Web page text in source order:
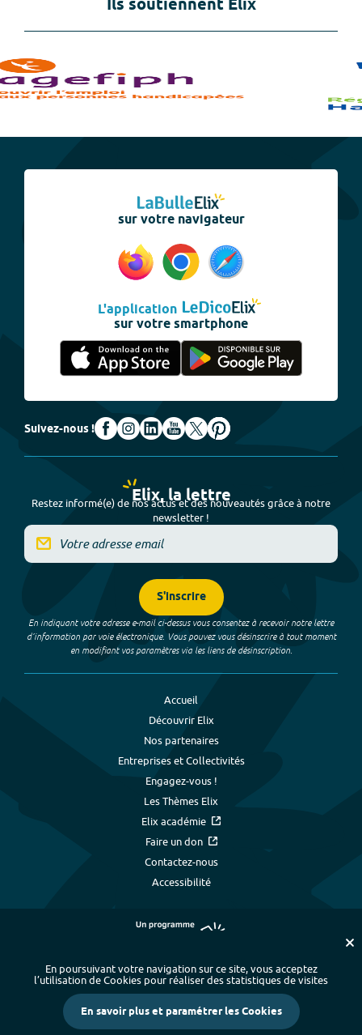
Ils soutiennent Elix
sur votre navigateur
L'application
sur votre smartphone
Suivez-nous !
Elix, la lettre
Restez informé(e) de nos actus et des nouveautés grâce à notre
newsletter !
S'inscrire
En indiquant votre adresse e-mail ci-dessus vous consentez à recevoir notre lettre
d’information par voie électronique. Vous pouvez vous désinscrire à tout moment
en modifiant vos paramètres via les liens de désinscription.
Accueil
Découvrir Elix
Nos partenaires
Entreprises et Collectivités
Engagez-vous !
Les Thèmes Elix
Elix académie
Faire un don
Contactez-nous
Accessibilité
Plan du site - Index alphabétique
-
Mentions légales et données personnelles
- Paramétrer les cookies
Crédits
En poursuivant votre navigation sur ce site, vous acceptez
l’utilisation de Cookies pour réaliser des statistiques de visites
En savoir plus et paramétrer les Cookies